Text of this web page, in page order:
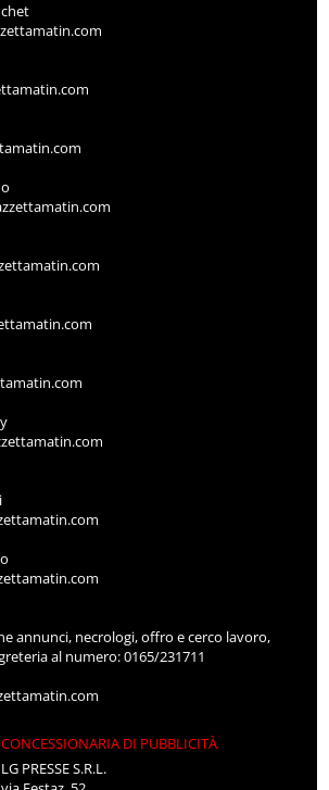
annunci, necrologi, offro e cerco lavoro,
al numero: 0165/231711
CONCESSIONARIA DI PUBBLICITÀ
LG PRESSE S.R.L.